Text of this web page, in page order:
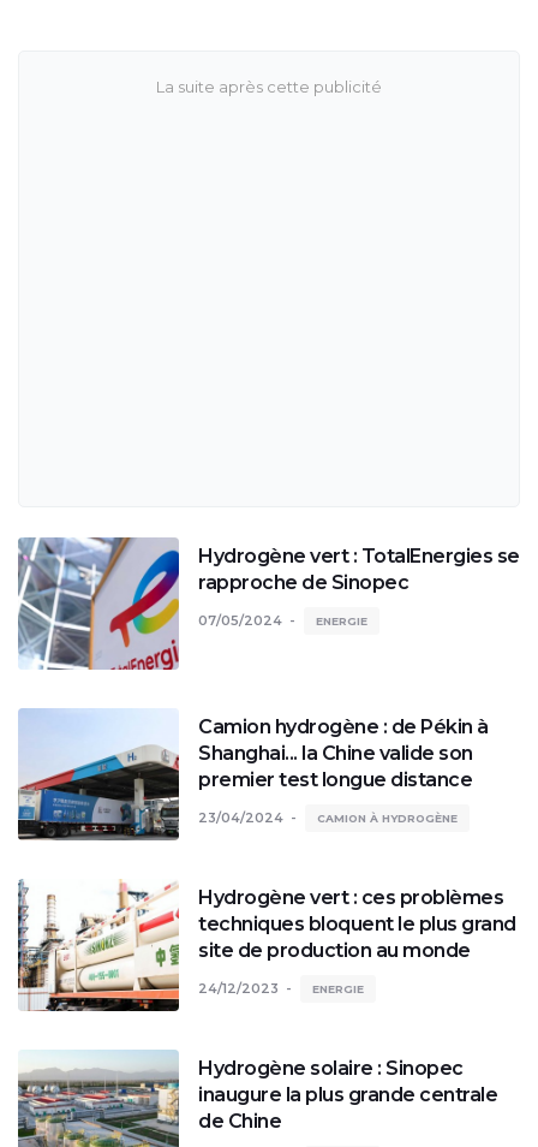
Hydrogène vert : TotalEnergies se
rapproche de Sinopec
07/05/2024 ENERGIE
Camion hydrogène : de Pékin à
Shanghai... la Chine valide son
premier test longue distance
23/04/2024 CAMION À HYDROGÈNE
Hydrogène vert : ces problèmes
techniques bloquent le plus grand
site de production au monde
24/12/2023 ENERGIE
Hydrogène solaire : Sinopec
inaugure la plus grande centrale
de Chine